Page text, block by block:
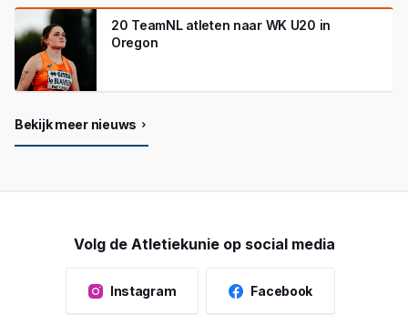
20 TeamNL atleten naar WK U20 in
Oregon
Bekijk meer nieuws
Volg de Atletiekunie op social media
Instagram Facebook